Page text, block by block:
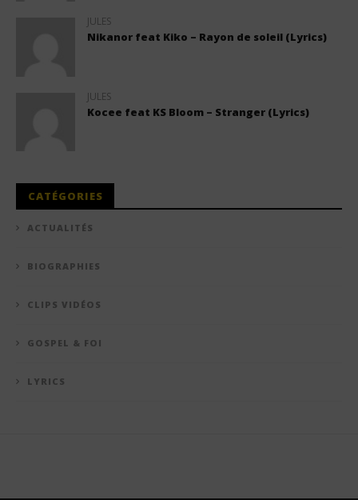
JULES
Nikanor feat Kiko – Rayon de soleil (Lyrics)
JULES
Kocee feat KS Bloom – Stranger (Lyrics)
CATÉGORIES
ACTUALITÉS
BIOGRAPHIES
CLIPS VIDÉOS
GOSPEL & FOI
LYRICS